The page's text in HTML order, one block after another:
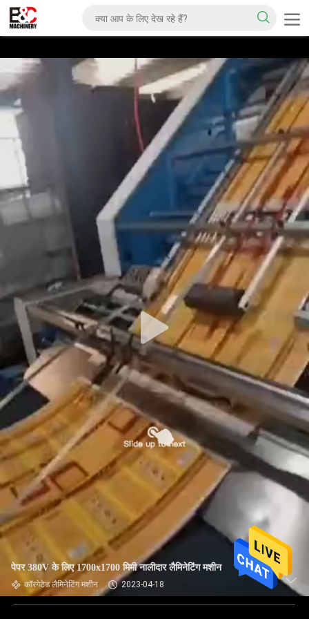
पेपर 380V के लिए 1700x1700 मिमी नालीदार लैमिनेटिंग मशीन
कॉरगेटेड लैमिनेटिंग मशीन 2023-04-18